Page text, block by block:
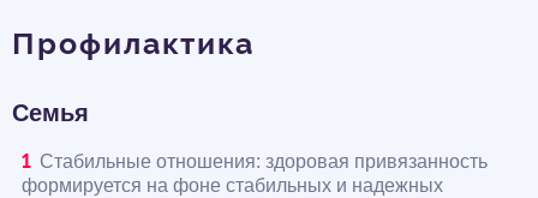
Профилактика
Семья
Стабильные отношения: здоровая привязанность
формируется на фоне стабильных и надежных